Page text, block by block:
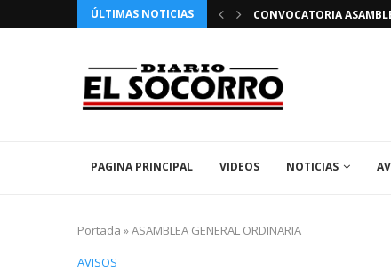
ÚLTIMAS NOTICIAS
PATRONALES 2026 EN EL SOCORRO CONVOCATORIA
PAGINA PRINCIPAL VIDEOS NOTICIAS
Portada »ASAMBLEA GENERAL ORDINARIA
AVISOS